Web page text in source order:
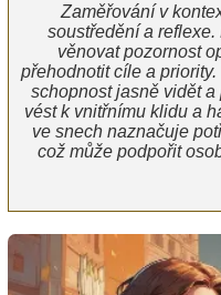
Zaměřování v
soustředění a
věnovat pozornost
přehodnotit cíle a
schopnost jasně vidět a
vést k vnitřnímu klidu a
ve snech naznačuje
což může podpořit